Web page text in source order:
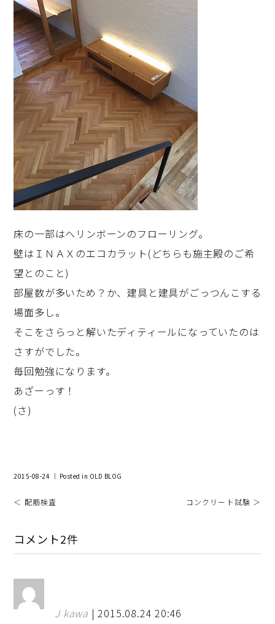
床の一部はヘリンボーンのフローリング。
壁はＩＮＡＸのエコカラット(どちらも施主殿のご希
望とのこと)
部屋数が多いため？か、建具と建具がごっつんこする
場面多し。
そこをさらっと解いたディティールになっていたのは
さすがでした。
毎回勉強になります。
あざーっす！
(さ)
2015-08-24 ｜ Posted in OLD BLOG
＜ 配筋検査 コンクリート試験 ＞
コメント2件
J kawa | 2015.08.24 20:46